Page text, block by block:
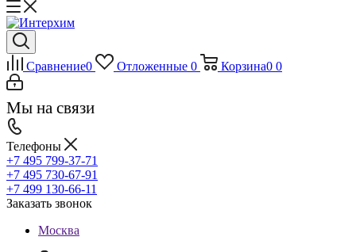
Сравнение0 Отложенные 0 Корзина0 0
Мы на связи
Телефоны
+7 495 799-37-71
+7 495 730-67-91
+7 499 130-66-11
Заказать звонок
Москва